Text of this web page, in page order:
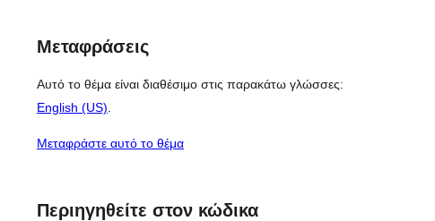
Μεταφράσεις
Αυτό το θέμα είναι διαθέσιμο στις παρακάτω γλώσσες:
English (US)
Μεταφράστε αυτό το θέμα
Περιηγηθείτε στον κώδικα